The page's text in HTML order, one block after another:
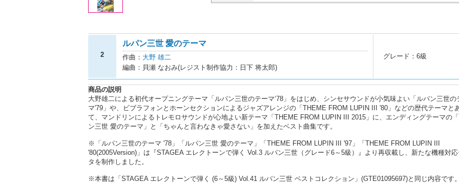
2
ルパン三世 愛のテーマ
作曲： 大野 雄二
編曲：貝瀬 なおみ(レジスト制作協力：日下 将太郎)
グレード：6級
商品の説明
大野雄二による初代オープニングテーマ「ルパン三世のテーマ‘78」をはじめ、シンセサウンドが小気味よい「ルパン三世の
マ'79」や、ビブラフォンとホーンセクションによるジャズアレンジの「THEME FROM LUPIN III '80」などの歴代テーマと
て、マンドリンによるトレモロサウンドが心地よい新テーマ「THEME FROM LUPIN III 2015」に、エンディングテーマの
ン三世 愛のテーマ」と「ちゃんと言わなきゃ愛さない」を加えたベスト曲集です。
※「ルパン三世のテーマ '78」「ルパン三世 愛のテーマ」「THEME FROM LUPIN III '97」「THEME FROM LUPIN III
'80(2005Version)」は『STAGEA エレクトーンで弾く Vol.3 ルパン三世（グレード6～5級）』より再収載し、新たな機種対
タを制作しました。
※本書は「STAGEA エレクトーンで弾く (6～5級) Vol.41 ルパン三世 ベストコレクション」(GTE01095697)と同じ内容です